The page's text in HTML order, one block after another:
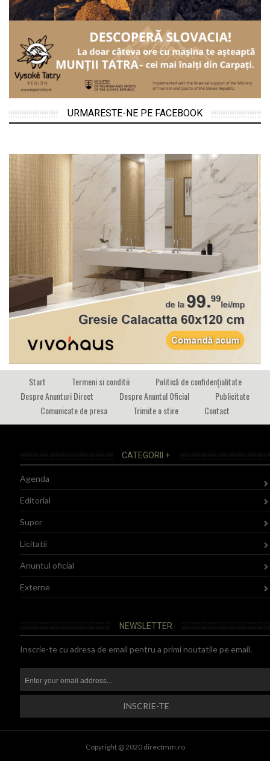
URMARESTE-NE PE FACEBOOK
Start Termeni si conditii
Politică de confidențialitate
Despre Anunturi Direct
Despre Anuntul Oficial
Publicitate
Comunicate de presa
Trimite o stire Contact
CATEGORII +
Agenda
Editorial
Super
Licitatii
Anuntul oficial
Externe
NEWSLETTER
Inscrie-te cu adresa de email pentru a primi noutatile pe email.
Copyright @ 2020 directmm.ro